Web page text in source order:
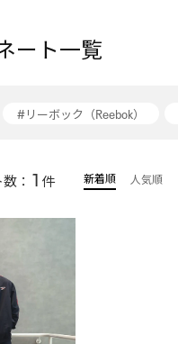
ート一覧
#リーボック（Reebok）
： 1 件 新着順 人気順